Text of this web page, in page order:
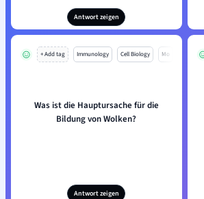
Antwort zeigen
+ Add tag Immunology Cell Biology Mo
Was ist die Hauptursache für die
Bildung von Wolken?
Antwort zeigen